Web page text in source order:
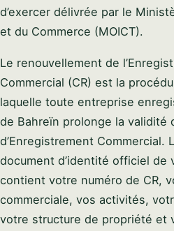
d’exercer délivrée par le
et du Commerce (MOICT).
Le renouvellement de
Commercial (CR) est la
laquelle toute entreprise
de Bahreïn prolonge la validité
d’Enregistrement Commercial.
document d’identité officiel
contient votre numéro de CR,
commerciale, vos activités,
votre structure de propriété et
Hi there! Welcome to Setup in
entrepreneurs bring their visions to
me a little about your business idea!
05:28 AM
YOUR NAME
PHONE / WHATSAPP